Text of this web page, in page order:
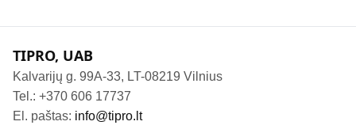
TIPRO, UAB
Kalvarijų g. 99A-33, LT-08219 Vilnius
Tel.: +370 606 17737
El. paštas: info@tipro.lt